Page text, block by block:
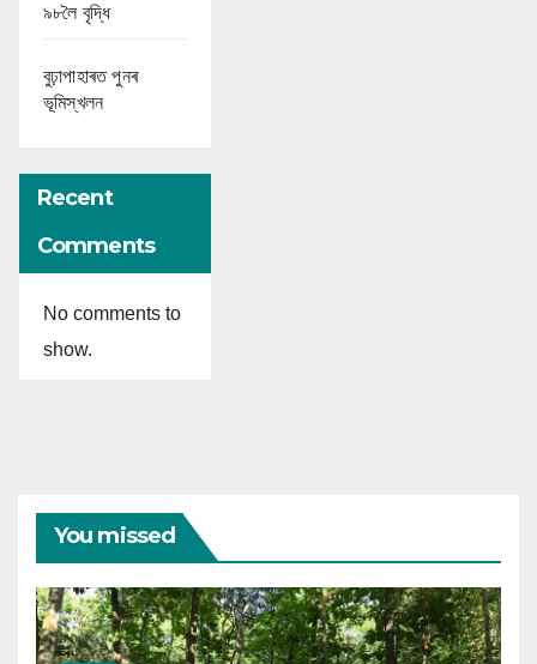
৯৮লৈ বৃদ্ধি
বুঢ়াপাহাৰত পুনৰ
ভূমিস্খলন
Recent
Comments
No comments to
show.
You missed